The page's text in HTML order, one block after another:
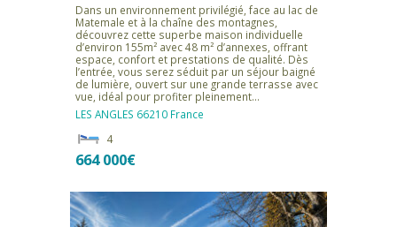
Dans un environnement privilégié, face au lac de
Matemale et à la chaîne des montagnes,
découvrez cette superbe maison individuelle
d’environ 155m² avec 48 m² d’annexes, offrant
espace, confort et prestations de qualité. Dès
l’entrée, vous serez séduit par un séjour baigné
de lumière, ouvert sur une grande terrasse avec
vue, idéal pour profiter pleinement…
LES ANGLES 66210 France
4
664 000€